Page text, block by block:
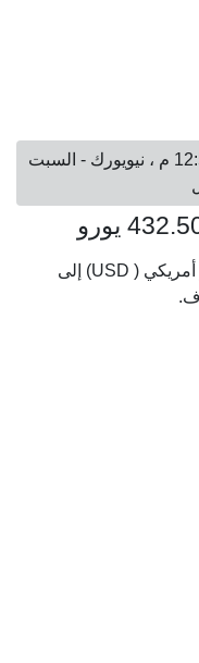
تحديث: السبت 08 أغسطس 2026, 12:55 م ، نيويورك - السبت
يتم عرض أسعار الصرف من 500 دولار أمريكي ( USD) إلى